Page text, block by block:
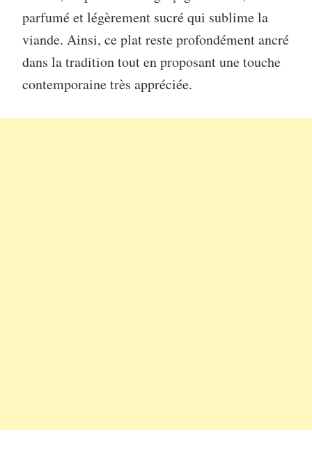
parfumé et légèrement sucré qui sublime la
viande. Ainsi, ce plat reste profondément ancré
dans la tradition tout en proposant une touche
contemporaine très appréciée.